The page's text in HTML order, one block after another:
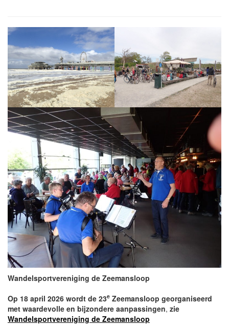
Wandelsportvereniging de Zeemansloop
Op 18 april 2026 wordt de 23e Zeemansloop georganiseerd
met waardevolle en bijzondere aanpassingen, zie
Wandelsportvereniging de Zeemansloop